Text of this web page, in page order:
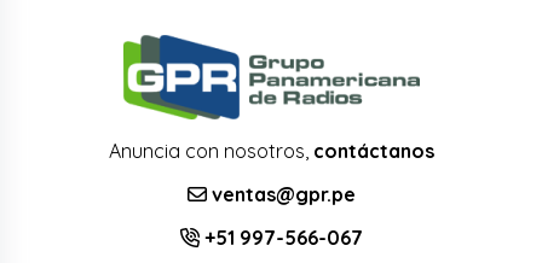
Anuncia con nosotros, contáctanos
ventas@gpr.pe
+51 997-566-067